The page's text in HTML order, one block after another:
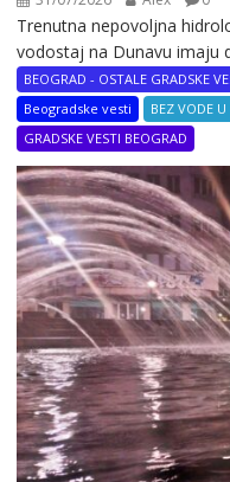
Trenutna nepovoljna
vodostaj na Dunavu imaju
BEOGRAD - OSTALE GRADSKE
Beogradske vesti
BEZ VODE
GRADSKE VESTI BEOGRAD